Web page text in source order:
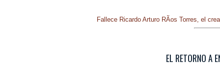
Fallece Ricardo Arturo RÃ­os Torres, el
EL RETORNO A